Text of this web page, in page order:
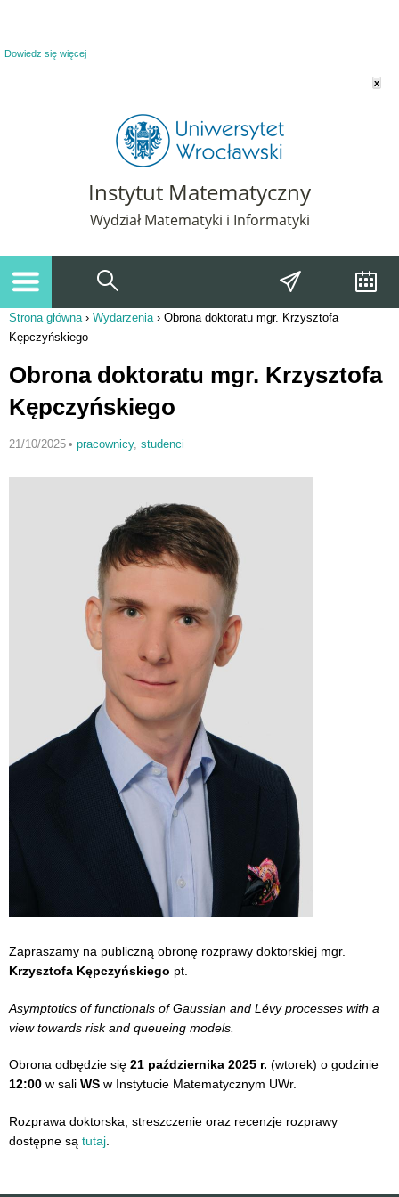
Dowiedz się więcej
x
Instytut Matematyczny
Wydział Matematyki i Informatyki
Jesteś tutaj
Strona główna› Wydarzenia› Obrona doktoratu mgr. Krzysztofa
Kępczyńskiego
Obrona doktoratu mgr. Krzysztofa
Kępczyńskiego
21/10/2025 • pracownicy, studenci
Zapraszamy na publiczną obronę rozprawy doktorskiej mgr.
Krzysztofa Kępczyńskiego pt.
Asymptotics of functionals of Gaussian and Lévy processes with a
view towards risk and queueing models.
Obrona odbędzie się 21 października 2025 r. (wtorek) o godzinie
12:00 w sali WS w Instytucie Matematycznym UWr.
Rozprawa doktorska, streszczenie oraz recenzje rozprawy
dostępne są tutaj